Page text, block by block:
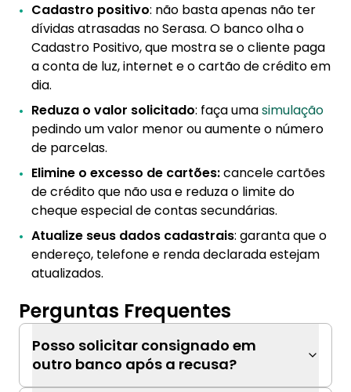
Cadastro positivo: não basta apenas não ter
dívidas atrasadas no Serasa. O banco olha o
Cadastro Positivo, que mostra se o cliente paga
a conta de luz, internet e o cartão de crédito em
dia.
Reduza o valor solicitado: faça umasimulação
pedindo um valor menor ou aumente o número
de parcelas.
Elimine o excesso de cartões:cancele cartões
de crédito que não usa e reduza o limite do
cheque especial de contas secundárias.
Atualize seus dados cadastrais: garanta que o
endereço, telefone e renda declarada estejam
atualizados.
Perguntas Frequentes
Posso solicitar consignado em
outro banco após a recusa?